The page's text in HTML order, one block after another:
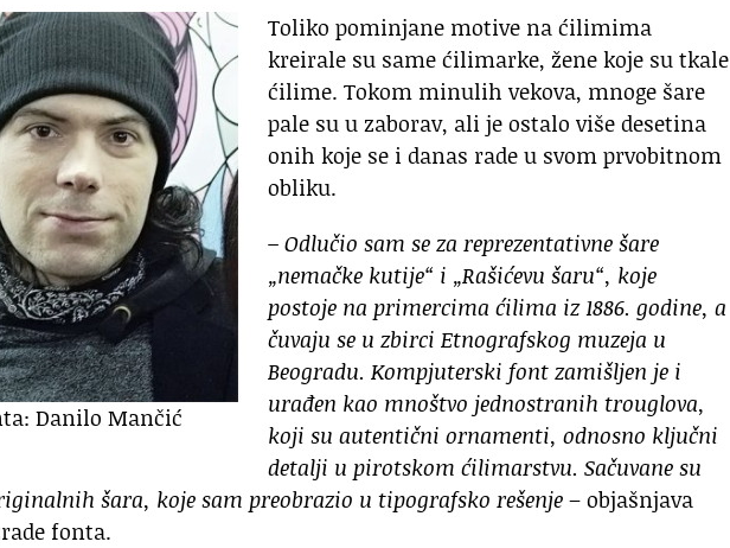
Danilo Mančić
Toliko pominjane motive na ćilimima
kreirale su same ćilimarke, žene koje su tkale
ćilime. Tokom minulih vekova, mnoge šare
pale su u zaborav, ali je ostalo više desetina
onih koje se i danas rade u svom prvobitnom
obliku.
– Odlučio sam se za reprezentativne šare
„nemačke kutije“ i „Rašićevu šaru“, koje
postoje na primercima ćilima iz 1886. godine, a
čuvaju se u zbirci Etnografskog muzeja u
Beogradu. Kompjuterski font zamišljen je i
urađen kao mnoštvo jednostranih trouglova,
koji su autentični ornamenti, odnosno ključni
detalji u pirotskom ćilimarstvu. Sačuvane su
šara, koje sam preobrazio u tipografsko rešenje– objašnjava
fonta.